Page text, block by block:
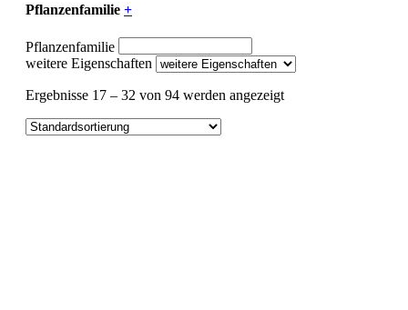
Pflanzenfamilie +
Pflanzenfamilie
weitere Eigenschaften
Ergebnisse 17 – 32 von 94 werden angezeigt